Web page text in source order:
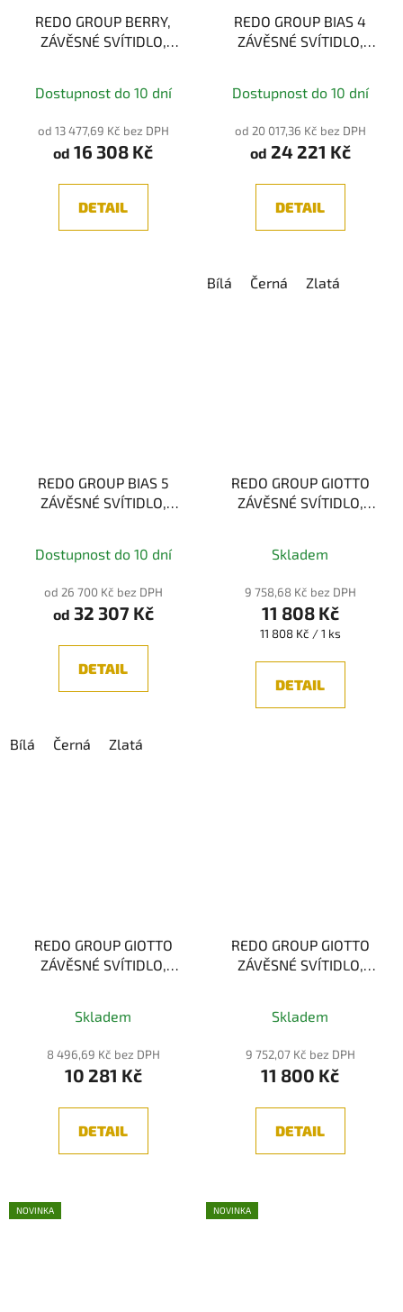
REDO GROUP BERRY,
ZÁVĚSNÉ SVÍTIDLO,
Dostupnost do 10 dní
od 13 477,69 Kč bez DPH
od 16 308 Kč
DETAIL
REDO GROUP BIAS 4
ZÁVĚSNÉ SVÍTIDLO,
Dostupnost do 10 dní
od 20 017,36 Kč bez DPH
od 24 221 Kč
DETAIL
Bílá Černá Zlatá
REDO GROUP BIAS 5
ZÁVĚSNÉ SVÍTIDLO,
Dostupnost do 10 dní
od 26 700 Kč bez DPH
od 32 307 Kč
DETAIL
Bílá Černá Zlatá
REDO GROUP GIOTTO
ZÁVĚSNÉ SVÍTIDLO,
Skladem
9 758,68 Kč bez DPH
11 808 Kč
Měrná
11 808 Kč / 1 ks
DETAIL
REDO GROUP GIOTTO
ZÁVĚSNÉ SVÍTIDLO,
Skladem
8 496,69 Kč bez DPH
10 281 Kč
DETAIL
REDO GROUP GIOTTO
ZÁVĚSNÉ SVÍTIDLO,
Skladem
9 752,07 Kč bez DPH
11 800 Kč
DETAIL
NOVINKA NOVINKA